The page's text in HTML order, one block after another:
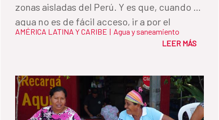
zonas aisladas del Perú. Y es que, cuando el
agua no es de fácil acceso, ir a por el
recurso y almacenarla es una de las
AMÉRICA LATINA Y CARIBE | Agua y saneamiento
LEER MÁS